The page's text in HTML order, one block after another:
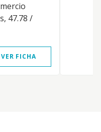
47.78 /
VER FICHA